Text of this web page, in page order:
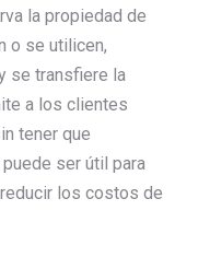
la propiedad de
o se utilicen,
se transfiere la
a los clientes
tener que
ser útil para
los costos de